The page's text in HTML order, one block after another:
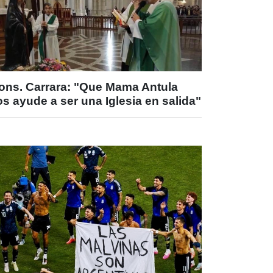
Carrara: "Que Mama Antula
ayude a ser una Iglesia en salida"